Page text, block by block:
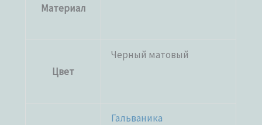
Материал
Цвет
Черный матовый
Гальваника